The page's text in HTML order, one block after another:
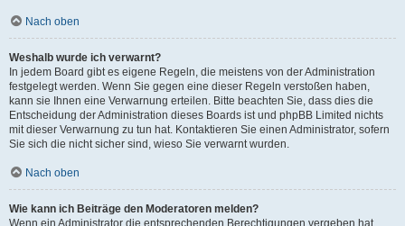
Nach oben
Weshalb wurde ich verwarnt?
In jedem Board gibt es eigene Regeln, die meistens von der Administration
festgelegt werden. Wenn Sie gegen eine dieser Regeln verstoßen haben,
kann sie Ihnen eine Verwarnung erteilen. Bitte beachten Sie, dass dies die
Entscheidung der Administration dieses Boards ist und phpBB Limited nichts
mit dieser Verwarnung zu tun hat. Kontaktieren Sie einen Administrator, sofern
Sie sich die nicht sicher sind, wieso Sie verwarnt wurden.
Nach oben
Wie kann ich Beiträge den Moderatoren melden?
Wenn ein Administrator die entsprechenden Berechtigungen vergeben hat,